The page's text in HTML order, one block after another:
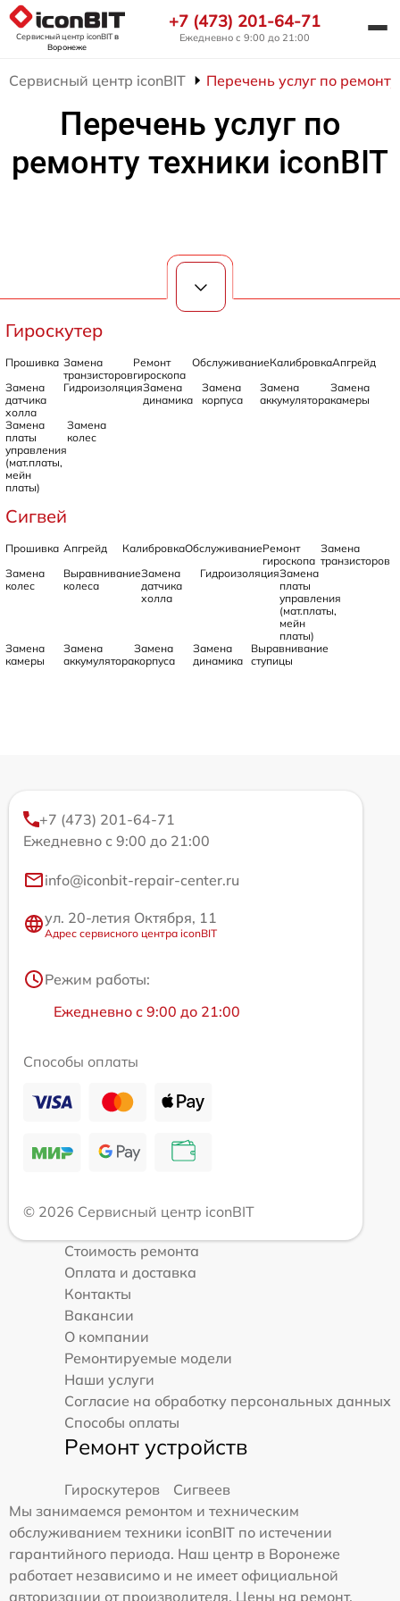
Сервисный центр iconBITв
Воронеже
+7 (473) 201-64-71
Ежедневно с 9:00 до 21:00
Сервисный центр iconBIT Перечень услуг по
Перечень услуг по
ремонту техники iconBIT
Гироскутер
Прошивка Замена
транзисторов
Ремонт
гироскопа
ОбслуживаниеКалибровкаАпгрейд
Замена
датчика
холла
ГидроизоляцияЗамена
динамика
Замена
корпуса
Замена
аккумулятора
Замена
камеры
Замена
платы
управления
(мат.платы,
мейн
платы)
Замена
колес
Сигвей
Прошивка Апгрейд КалибровкаОбслуживаниеРемонт
гироскопа
Замена
транзисторов
Замена
колес
Выравнивание
колеса
Замена
датчика
холла
ГидроизоляцияЗамена
платы
управления
(мат.платы,
мейн
платы)
Замена
камеры
Замена
аккумулятора
Замена
корпуса
Замена
динамика
Выравнивание
ступицы
+7 (473) 201-64-71
Ежедневно с 9:00 до 21:00
info@iconbit-repair-center.ru
ул. 20-летия Октября, 11
Адрес сервисного центра iconBIT
Режим работы:
Ежедневно с 9:00 до 21:00
Способы оплаты
© 2026 Сервисный центр iconBIT
Стоимость ремонта
Оплата и доставка
Контакты
Вакансии
О компании
Ремонтируемые модели
Наши услуги
Согласие на обработку персональных данных
Способы оплаты
Ремонт устройств
Гироскутеров
Сигвеев
Мы занимаемся ремонтом и техническим
обслуживанием техники iconBIT по истечении
гарантийного периода. Наш центр в Воронеже
работает независимо и не имеет официальной
авторизации от производителя. Цены на ремонт,